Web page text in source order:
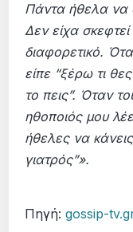
Πάντα ήθελα να
Δεν είχα
διαφορετικό.
είπε “ξέρω τι
το πεις”. Όταν
ηθοποιός μου
ήθελες να
γιατρός”».
Πηγή:gossip-